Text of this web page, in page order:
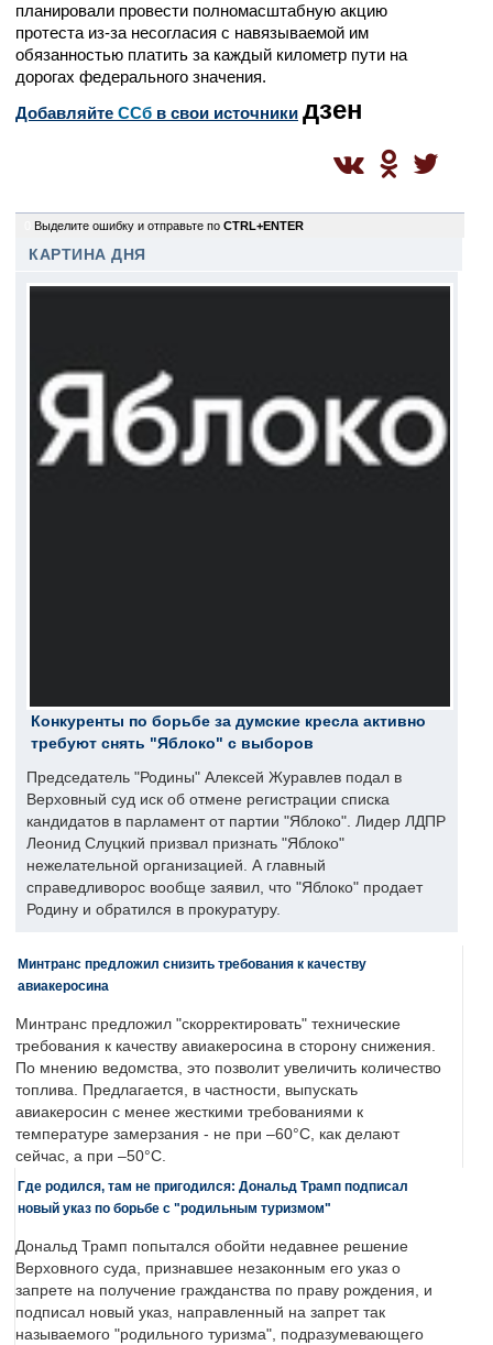
планировали провести полномасштабную акцию
протеста из-за несогласия с навязываемой им
обязанностью платить за каждый километр пути на
дорогах федерального значения.
Добавляйте CСб в свои источники дзен
Выделите ошибку и отправьте по CTRL+ENTER
КАРТИНА ДНЯ
Конкуренты по борьбе за думские кресла активно
требуют снять "Яблоко" с выборов
Председатель "Родины" Алексей Журавлев подал в
Верховный суд иск об отмене регистрации списка
кандидатов в парламент от партии "Яблоко". Лидер ЛДПР
Леонид Слуцкий призвал признать "Яблоко"
нежелательной организацией. А главный
справедливорос вообще заявил, что "Яблоко" продает
Родину и обратился в прокуратуру.
Минтранс предложил снизить требования к качеству
авиакеросина
Минтранс предложил "скорректировать" технические
требования к качеству авиакеросина в сторону снижения.
По мнению ведомства, это позволит увеличить количество
топлива. Предлагается, в частности, выпускать
авиакеросин с менее жесткими требованиями к
температуре замерзания - не при –60°C, как делают
сейчас, а при –50°C.
Где родился, там не пригодился: Дональд Трамп подписал
новый указ по борьбе с "родильным туризмом"
Дональд Трамп попытался обойти недавнее решение
Верховного суда, признавшее незаконным его указ о
запрете на получение гражданства по праву рождения, и
подписал новый указ, направленный на запрет так
называемого "родильного туризма", подразумевающего